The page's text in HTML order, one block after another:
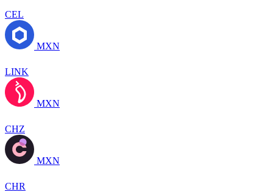
CEL
MXN
LINK
MXN
CHZ
MXN
CHR